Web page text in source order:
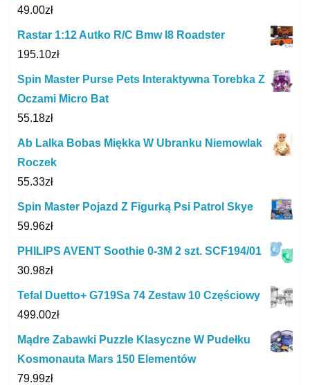
49.00zł
Rastar 1:12 Autko R/C Bmw I8 Roadster
195.10zł
Spin Master Purse Pets Interaktywna Torebka Z
Oczami Micro Bat
55.18zł
Ab Lalka Bobas Miękka W Ubranku Niemowlak
Roczek
55.33zł
Spin Master Pojazd Z Figurką Psi Patrol Skye
59.96zł
PHILIPS AVENT Soothie 0-3M 2 szt. SCF194/01
30.98zł
Tefal Duetto+ G719Sa 74 Zestaw 10 Częściowy
499.00zł
Mądre Zabawki Puzzle Klasyczne W Pudełku
Kosmonauta Mars 150 Elementów
79.99zł